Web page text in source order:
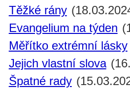
Těžké rány
Evangelium na týden
Měřítko extrémní lásky
Jejich vlastní slova
Špatné rady